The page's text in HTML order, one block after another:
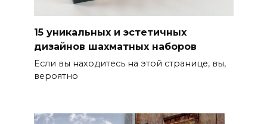
15 уникальных и эстетичных
дизайнов шахматных наборов
Если вы находитесь на этой странице, вы,
вероятно